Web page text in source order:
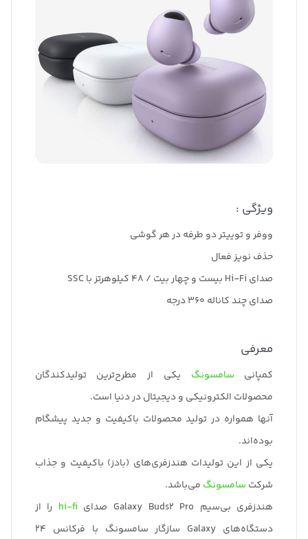
ویژگی :
ووفر و توییتر دو طرفه در هر گوشی
حذف نویز فعال
صدای Hi-Fi بیست و چهار بیت / 48 کیلوهرتز با SSC
صدای چند کاناله 360 درجه
معرفی
کمپانی سامسونگ یکی از مطرح‌ترین تولیدکندگان
محصولات الکترونیکی و دیجیتال در دنیا است.
آنها همواره در تولید محصولات باکیفیت و جدید پیشگام
بوده‌اند.
یکی از این تولیدات هندزفری‌های (بادز) باکیفیت و جذاب
شرکت سامسونگ می‌باشد.
هندزفری بی‌سیم Galaxy Buds2 Pro صدای
hi-fi را از
دستگاه‌های Galaxy سازگار سامسونگ با فرکانس 24